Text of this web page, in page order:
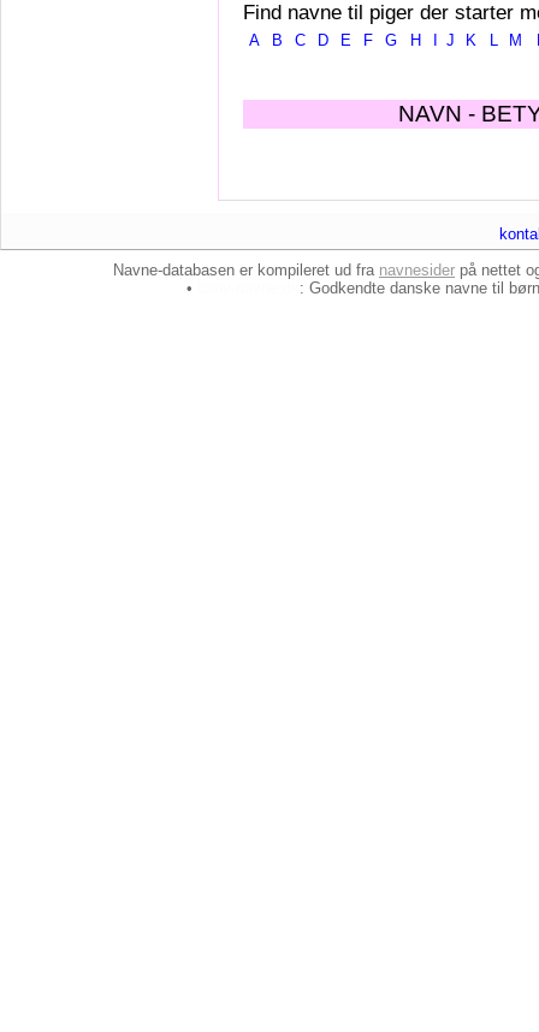
Find navne til piger der starter
A B C D E F G H J K L M
NAVN -
Navne-databasen er kompileret ud fra navnesider på nettet
•
: Godkendte danske navne til børn